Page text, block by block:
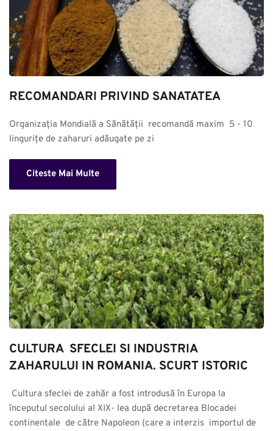
RECOMANDARI PRIVIND SANATATEA
Organizația Mondială a Sănătății  recomandă maxim  5 - 10
lingurițe de zaharuri adăugate pe zi
Citeste Mai Multe
CULTURA  SFECLEI SI INDUSTRIA
ZAHARULUI IN ROMANIA. SCURT ISTORIC
începutul secolului al XIX- lea după decretarea Blocadei
continentale  de către Napoleon (care a interzis  importul de